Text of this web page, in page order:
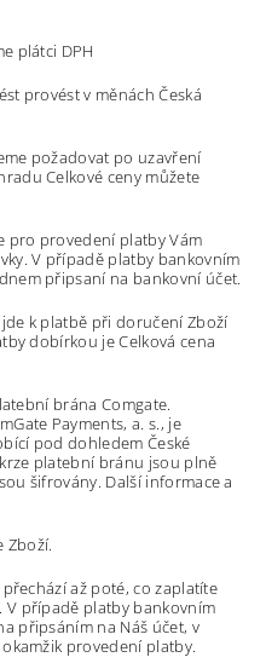
plátci DPH
provést v měnách Česká
požadovat po uzavření
Celkové ceny můžete
pro provedení platby Vám
V případě platby bankovním
dnem připsaní na bankovní účet.
k platbě při doručení Zboží
dobírkou je Celková cena
brána Comgate.
Payments, a. s., je
pod dohledem České
platební bránu jsou plně
šifrovány. Další informace a
Zboží.
až poté, co zaplatíte
V případě platby bankovním
připsáním na Náš účet, v
provedení platby.